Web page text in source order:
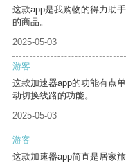
这款app是我购物的得力助
的商品。
2025-05-03
游客
这款加速器app的功能有点
动切换线路的功能。
2025-05-03
游客
这款加速器app简直是居家